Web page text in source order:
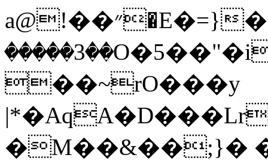
a@!��״�E�=}�!ٙ
��~rO���y
�M��&��;}�